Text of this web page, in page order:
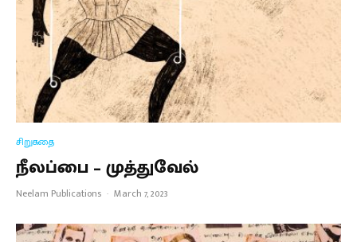
சிறுகதை
நீலப்பை – முத்துவேல்
Neelam Publications · March 7, 2023